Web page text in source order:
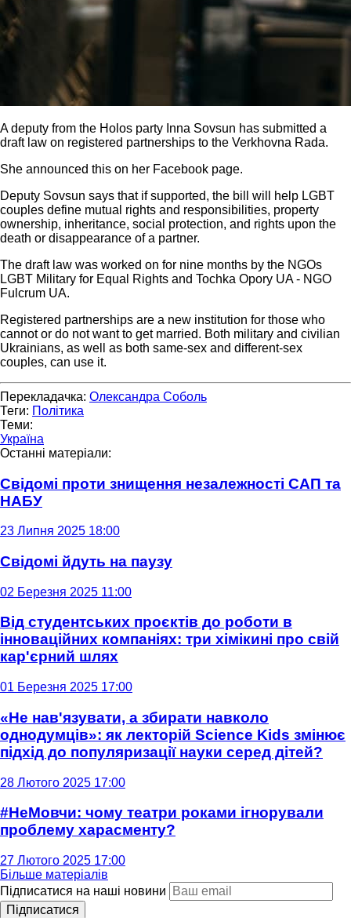
A deputy from the Holos party Inna Sovsun has submitted a
draft law on registered partnerships to the Verkhovna Rada.
She announced this on her Facebook page.
Deputy Sovsun says that if supported, the bill will help LGBT
couples define mutual rights and responsibilities, property
ownership, inheritance, social protection, and rights upon the
death or disappearance of a partner.
The draft law was worked on for nine months by the NGOs
LGBT Military for Equal Rights and Tochka Opory UA - NGO
Fulcrum UA.
Registered partnerships are a new institution for those who
cannot or do not want to get married. Both military and civilian
Ukrainians, as well as both same-sex and different-sex
couples, can use it.
Перекладачка: Олександра Соболь
Теги: Політика
Теми:
Україна
Останні матеріали:
Свідомі проти знищення незалежності САП та
НАБУ
23 Липня 2025 18:00
Свідомі йдуть на паузу
02 Березня 2025 11:00
Від студентських проєктів до роботи в
інноваційних компаніях: три хімікині про свій
кар'єрний шлях
01 Березня 2025 17:00
«Не нав'язувати, а збирати навколо
однодумців»: як лекторій Science Kids змінює
підхід до популяризації науки серед дітей?
28 Лютого 2025 17:00
#НеМовчи: чому театри роками ігнорували
проблему харасменту?
27 Лютого 2025 17:00
Більше матеріалів
Підписатися на наші новини
Підписатися